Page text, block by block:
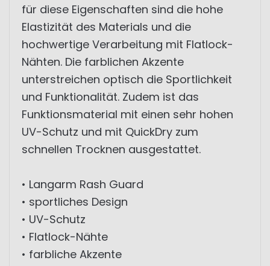
für diese Eigenschaften sind die hohe
Elastizität des Materials und die
hochwertige Verarbeitung mit Flatlock-
Nähten. Die farblichen Akzente
unterstreichen optisch die Sportlichkeit
und Funktionalität. Zudem ist das
Funktionsmaterial mit einen sehr hohen
UV-Schutz und mit QuickDry zum
schnellen Trocknen ausgestattet.
• Langarm Rash Guard
• sportliches Design
• UV-Schutz
• Flatlock-Nähte
• farbliche Akzente